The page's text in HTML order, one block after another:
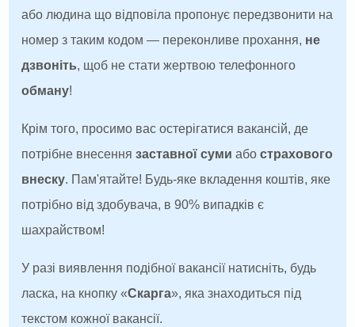
або людина що відповіла пропонує передзвонити на
номер з таким кодом — переконливе прохання, не
дзвоніть, щоб не стати жертвою телефонного
обману!
Крім того, просимо вас остерігатися вакансій, де
потрібне внесеннязаставної суми абострахового
внеску. Пам'ятайте! Будь-яке вкладення коштів, яке
потрібно від здобувача, в 90% випадків є
шахрайством!
У разі виявлення подібної вакансії натисніть, будь
ласка, на кнопку «Скарга», яка знаходиться під
текстом кожної вакансії.